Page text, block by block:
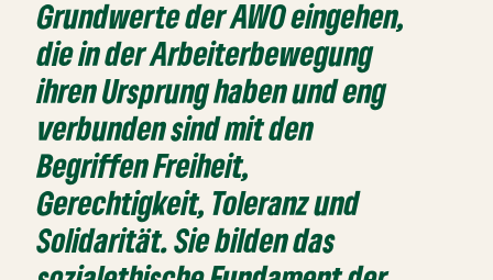
Grundwerte der AWO eingehen,
die in der Arbeiterbewegung
ihren Ursprung haben und eng
verbunden sind mit den
Begriffen Freiheit,
Gerechtigkeit, Toleranz und
Solidarität. Sie bilden das